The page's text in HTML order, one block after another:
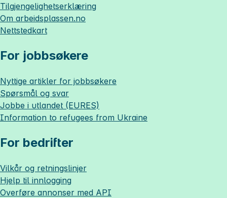
Tilgjengelighetserklæring
Om arbeidsplassen.no
Nettstedkart
For jobbsøkere
Nyttige artikler for jobbsøkere
Spørsmål og svar
Jobbe i utlandet (EURES)
Information to refugees from Ukraine
For bedrifter
Vilkår og retningslinjer
Hjelp til innlogging
Overføre annonser med API